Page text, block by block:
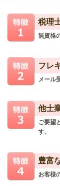
税理
無資格
フレ
メール
他士
ご要望
す。
豊富
お客様